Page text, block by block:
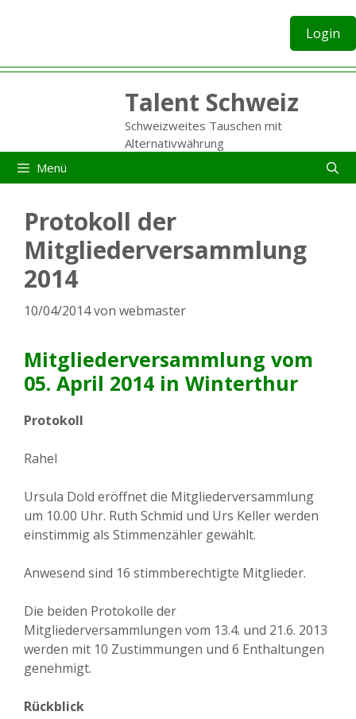
Login
Talent Schweiz
Schweizweites Tauschen mit
Alternativwährung
Menü
Protokoll der
Mitgliederversammlung
2014
10/04/2014von webmaster
Mitgliederversammlung vom
05. April 2014 in Winterthur
Protokoll
Rahel
Ursula Dold eröffnet die Mitgliederversammlung
um 10.00 Uhr. Ruth Schmid und Urs Keller werden
einstimmig als Stimmenzähler gewählt.
Anwesend sind 16 stimmberechtigte Mitglieder.
Die beiden Protokolle der
Mitgliederversammlungen vom 13.4. und 21.6. 2013
werden mit 10 Zustimmungen und 6 Enthaltungen
genehmigt.
Rückblick